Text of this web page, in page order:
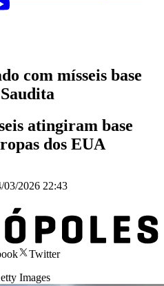
com mísseis base
atingiram base
dos EUA
03/2026 22:43
Twitter
Images